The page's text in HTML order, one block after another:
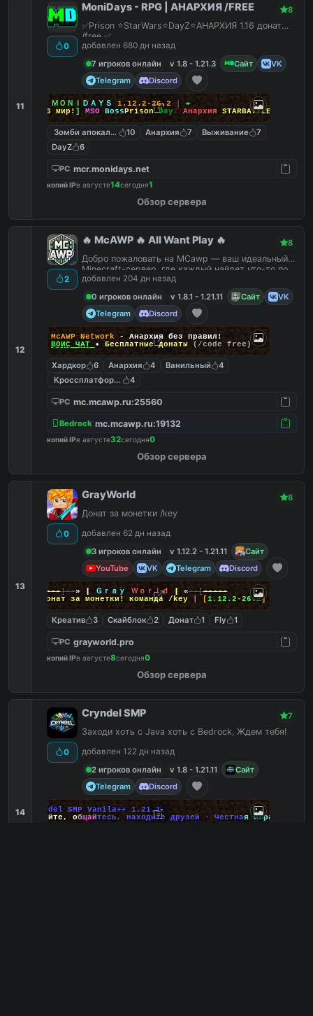
11
0
MoniDays - RPG | АНАРХИЯ /FREE 8
✅Prison ⭐StarWars⭐DayZ⭐АНАРХИЯ 1.16 донат
/free ✅
добавлен 680 дн назад
7 игроков онлайн
v 1.8 - 1.21.3 Сайт
VK
Telegram
Discord
ＭＯＮＩ ＤＡＹＳ 1.12.2-26.2
↞
RPG мир! ] MSO BossPrisonDayZ Анархия STARBATTLE
Зомби апокалипсис
10 Анархия 7 Выживание
7
DayZ
6
PC mcr.monidays.net
копий IPв августе14сегодня1
Обзор сервера
12
2
🔥 McAWP 🔥 All Want Play 🔥 8
Добро пожаловать на MCawp — ваш идеальный
Minecraft-сервер, где каждый найдет что-то по
душе!
добавлен 204 дн назад
0 игроков онлайн
v 1.8.1 - 1.21.11 Сайт
VK
Telegram
Discord
McAWP Network
- Анархия без правил!
ВОЙС ЧАТ
• Бесплатные донаты (/code free)
Хардкор 6 Анархия 4 Ванильный
4
Кроссплатформенный
4
PC mc.mcawp.ru:25560
Bedrock mc.mcawp.ru:19132
копий IPв августе32сегодня0
Обзор сервера
13
0
GrayWorld 8
Донат за монетки /key
добавлен 62 дн назад
3 игроков онлайн
v 1.12.2 - 1.21.11
Сайт
YouTube
VK Telegram Discord
-----]--» Ｇｒａｙ Ｗｏｒｌｄ «--[-----
Донат за монетки! команда /key | [1.12.2-26.2]
Креатив 3 Скайблок 2 Донат 1 Fly 1
PC grayworld.pro
копий IPв августе8сегодня0
Обзор сервера
14
0
Cryndel SMP 7
Заходи хоть с Java хоть с Bedrock, Ждем тебя!
добавлен 122 дн назад
2 игроков онлайн
v 1.8 - 1.21.11
Сайт
Telegram
Discord
del SMP Vanila++ 1. 21.11
айте, общайтесь, находите друзей · Честная игра